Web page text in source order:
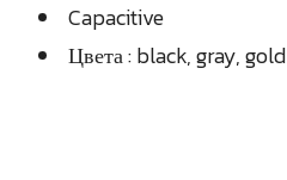
Capacitive
Цвета : black, gray, gold